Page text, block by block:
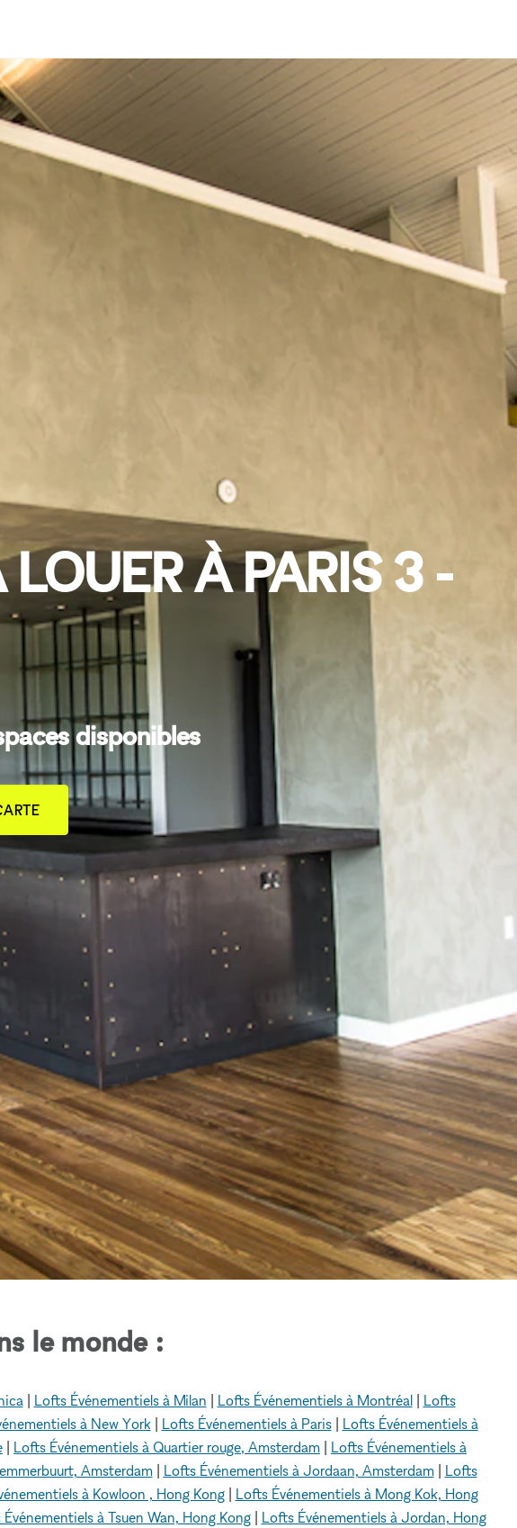
À PARIS 3 -
disponibles
le monde :
| Lofts Événementiels à Milan Lofts Événementiels à Montréal| Lofts
à New York| Lofts Événementiels à Paris| Lofts Événementiels à
Lofts Événementiels à Quartier rouge, Amsterdam
Lofts Événementiels à
Amsterdam| Lofts Événementiels à Jordaan, Amsterdam| Lofts
à Kowloon , Hong Kong| Lofts Événementiels à Mong Kok, Hong
à Tsuen Wan, Hong Kong| Lofts Événementiels à Jordan, Hong